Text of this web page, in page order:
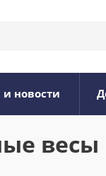
новости